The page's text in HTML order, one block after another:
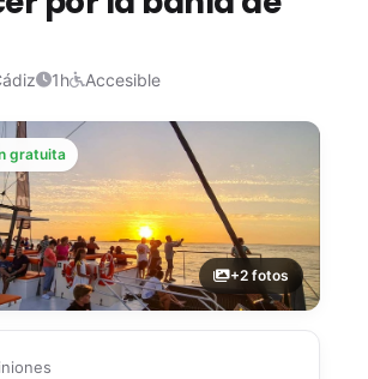
1h Accesible
gratuita
+2 fotos